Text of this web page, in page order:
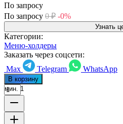
По запросу
По запросу 0 ₽ -0%
Узнать
Категории:
Меню-холдеры
Заказать через соцсети:
Max
Telegram WhatsApp
В корзину
мин. 1